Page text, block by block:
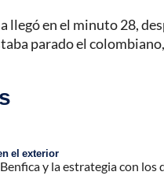
llegó en el minuto 28,
parado el
el exterior
y la estrategia con